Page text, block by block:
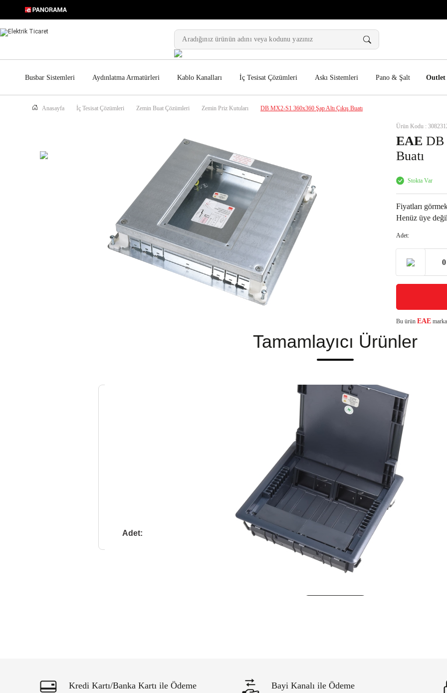
Busbar Sistemleri Aydınlatma Armatürleri Kablo Kanalları İç Tesisat Çözümleri Askı Sistemleri Pano & Şalt Outlet
Anasayfa İç Tesisat Çözümleri Zemin Buat Çözümleri Zemin Priz Kutuları DB MX2-S1 360x360 Şap Altı Çıkış Buatı
Ürün Kodu :
EAE DB
Buatı
Stokta Var
Fiyatları
Henüz üye
Adet:
Bu ürün EAE
Tamamlayıcı Ürünler
Adet:
DK-MX 1 250x250 Modüler Çıkış (Priz) Kutusu, 16 Modül (Füme)
Kredi Kartı/Banka Kartı ile Ödeme Bayi Kanalı ile Ödeme